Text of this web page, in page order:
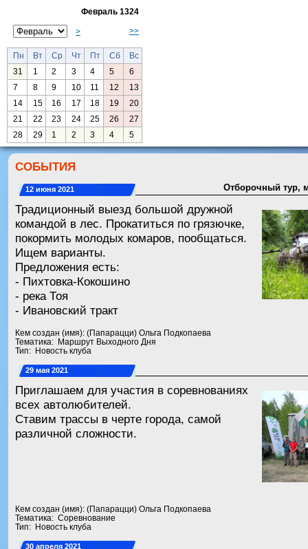
Февраль 1324
> >>
Пн Вт Ср Чт Пт Сб
Вс
31
1 2 3 4 5
6
7
8 9 10 11 12
13
14
15 16 17 18 19
20
21
22 23 24 25 26
27
28
29 1 2 3 4 5
СОБЫТИЯ
12 июня 2021 Отборочный тур,
Традиционный выезд большой дружной
командой в лес. Прокатиться по грязючке,
покормить молодых комаров, пообщаться.
Ищем варианты.
Предложения есть:
- Пихтовка-Кокошино
- река Тоя
- Ивановский тракт
Кем создан (имя): (Папарацци) Ольга Подкопаева
Тематика: Маршрут Выходного Дня
Тип: Новость клуба
29 мая 2021
Приглашаем для участия в соревнованиях
всех автолюбителей.
Ставим трассы в черте города, самой
различной сложности.
Кем создан (имя): (Папарацци) Ольга Подкопаева
Тематика: Соревнование
Тип: Новость клуба
30 апреля 2021